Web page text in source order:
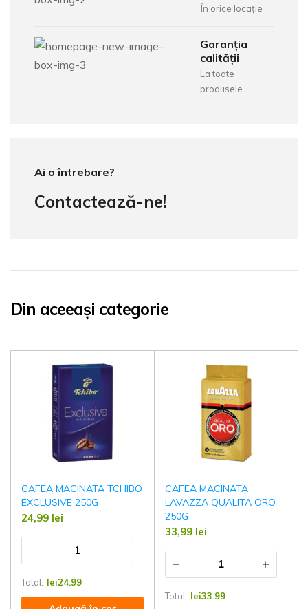
În orice locație
Garanția
calității
La toate
produsele
Ai o întrebare?
Contactează-ne!
Din aceeași categorie
CAFEA MACINATA TCHIBO
EXCLUSIVE 250G
24,99 lei
Total: lei24.99
CAFEA MACINATA
LAVAZZA QUALITA ORO
250G
33,99 lei
Total: lei33.99